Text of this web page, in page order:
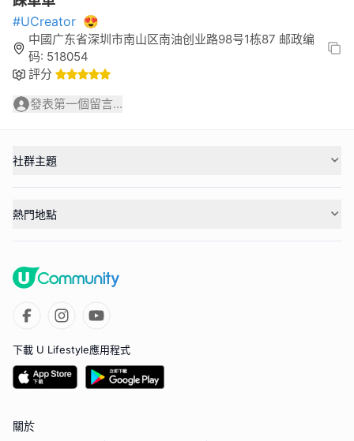
#UCreator 😍
中國广东省深圳市南山区南油创业路98号1栋87 邮政编
码: 518054
評分
發表第一個留言...
社群主題
熱門地點
下載 U Lifestyle應用程式
關於